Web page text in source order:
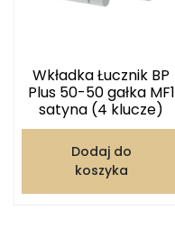
Wkładka Łucznik BP
Plus 50-50 gałka MF1
satyna (4 klucze)
Dodaj do
koszyka